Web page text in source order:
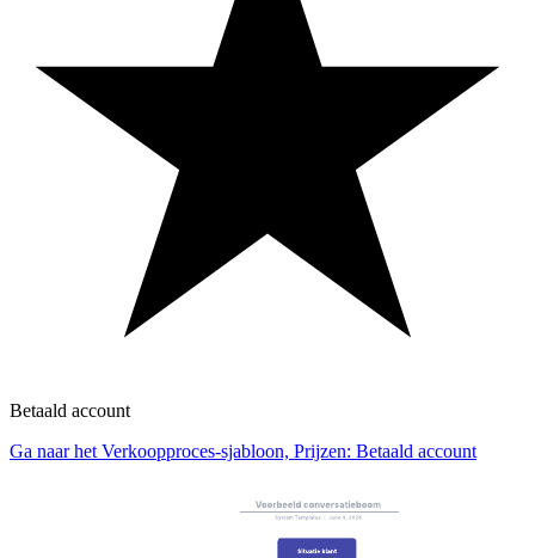
Betaald account
Ga naar het Verkoopproces-sjabloon, Prijzen: Betaald account